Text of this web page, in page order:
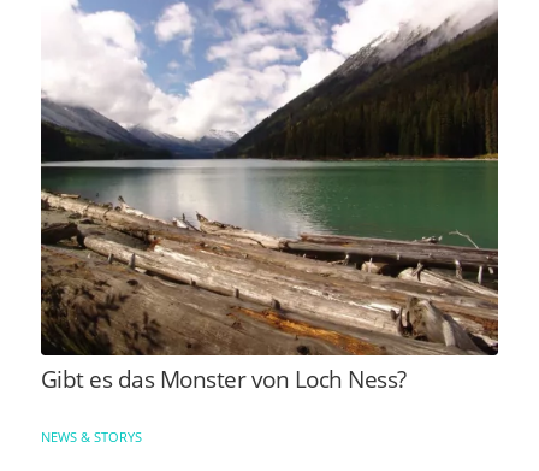
Gibt es das Monster von Loch Ness?
NEWS & STORYS